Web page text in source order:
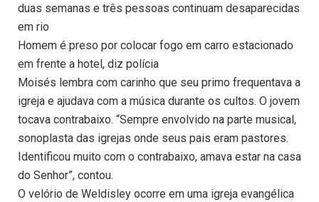
duas semanas e três pessoas continuam desaparecidas
em rio
Homem é preso por colocar fogo em carro estacionado
em frente a hotel, diz polícia
Moisés lembra com carinho que seu primo frequentava a
igreja e ajudava com a música durante os cultos. O jovem
tocava contrabaixo. “Sempre envolvido na parte musical,
sonoplasta das igrejas onde seus pais eram pastores.
Identificou muito com o contrabaixo, amava estar na casa
do Senhor”, contou.
O velório de Weldisley ocorre em uma igreja evangélica